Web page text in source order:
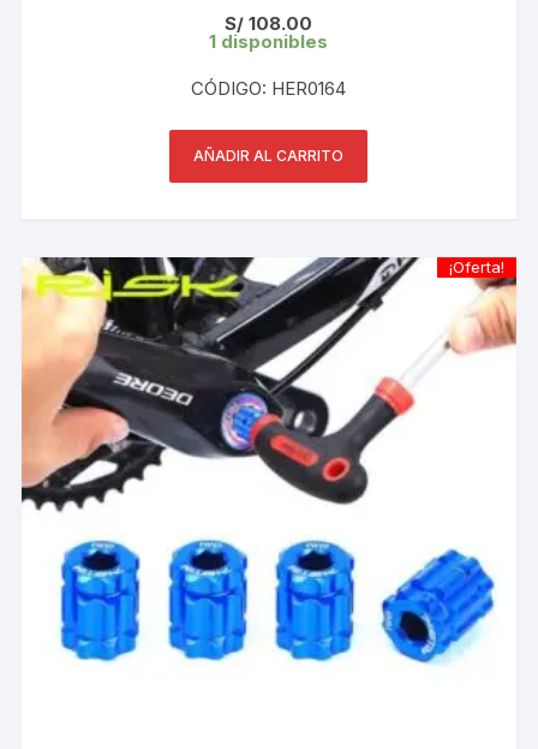
S/ 108.00
1 disponibles
CÓDIGO: HER0164
AÑADIR AL CARRITO
¡Oferta!